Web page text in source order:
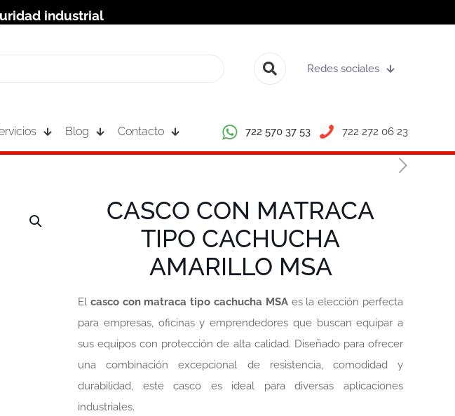
industrial
Redes sociales
Blog Contacto 722 570 37 53 722 272 06 23
CASCO CON MATRACA
TIPO CACHUCHA
AMARILLO MSA
El casco con matraca tipo cachucha MSAes la elección perfecta
para empresas, oficinas y emprendedores que buscan equipar a
sus equipos con protección de alta calidad. Diseñado para ofrecer
una combinación excepcional de resistencia, comodidad y
durabilidad, este casco es ideal para diversas aplicaciones
industriales.